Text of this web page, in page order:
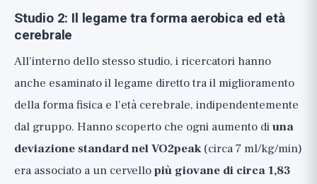
Studio 2: Il legame tra forma aerobica ed età
cerebrale
All'interno dello stesso studio, i ricercatori hanno
anche esaminato il legame diretto tra il miglioramento
della forma fisica e l'età cerebrale, indipendentemente
dal gruppo. Hanno scoperto che ogni aumento diuna
deviazione standard nel VO2peak(circa 7 ml/kg/min)
era associato a un cervellopiù giovane di circa 1,83